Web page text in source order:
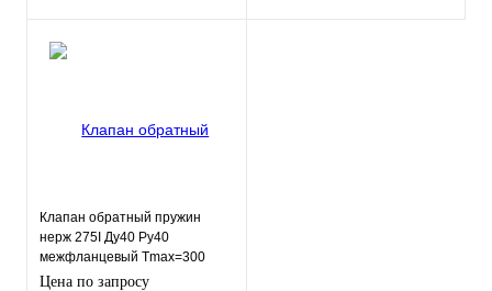
Клапан обратный пружин
нерж 275I Ду40 Ру40
межфланцевый Tmax=300
Zetkama 275I040E51
Цена по запросу